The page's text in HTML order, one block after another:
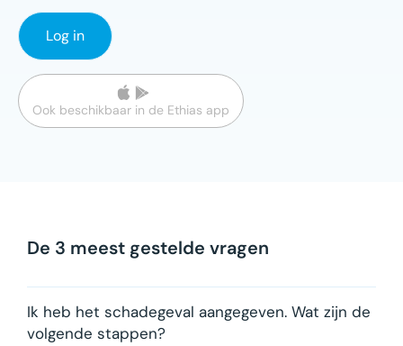
Log in
Ook beschikbaar in de Ethias app
De 3 meest gestelde vragen
Ik heb het schadegeval aangegeven. Wat zijn de
volgende stappen?